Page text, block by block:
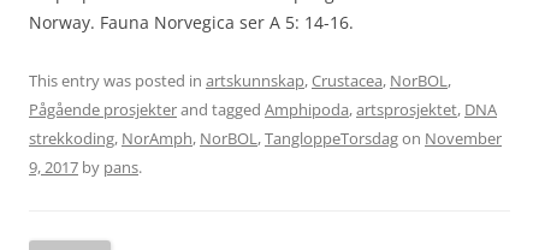
Norway. Fauna Norvegica ser A 5: 14-16.
This entry was posted in artskunnskap,Crustacea, NorBOL,
Pågående prosjekterand tagged Amphipoda,artsprosjektet, DNA
strekkoding, NorAmph, NorBOL,TangloppeTorsdagon November
9, 2017 by pans.